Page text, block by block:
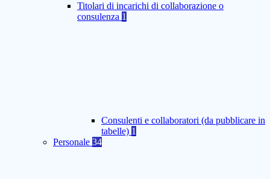
Titolari di incarichi di collaborazione o
consulenza 1
Consulenti e collaboratori (da pubblicare in
tabelle) 1
Personale 34